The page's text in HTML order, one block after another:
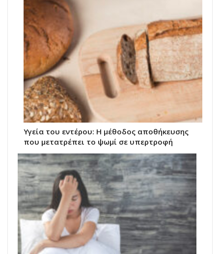
Υγεία του εντέρου: Η μέθοδος αποθήκευσης
που μετατρέπει το ψωμί σε υπερτροφή